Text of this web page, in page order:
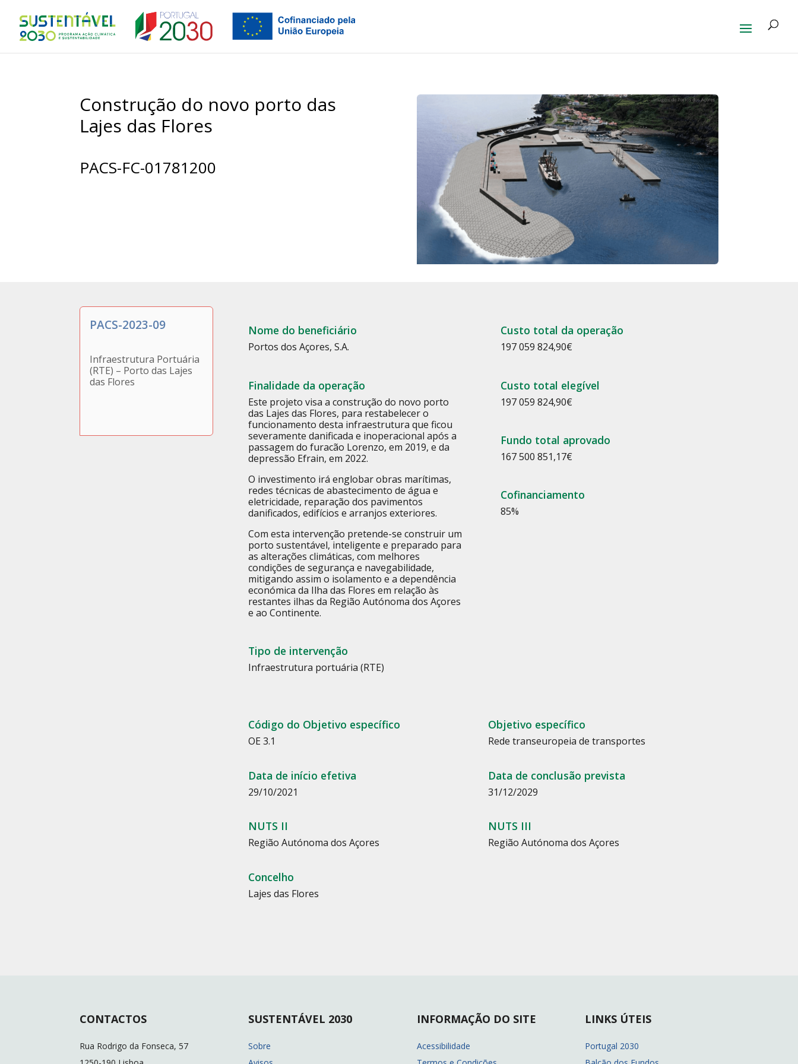
Construção do novo porto das
Lajes das Flores
PACS-FC-01781200
PACS-2023-09
Infraestrutura Portuária
(RTE) – Porto das Lajes
das Flores
Nome do beneficiário
Portos dos Açores, S.A.
Finalidade da operação
Este projeto visa a construção do novo porto
das Lajes das Flores, para restabelecer o
funcionamento desta infraestrutura que ficou
severamente danificada e inoperacional após a
passagem do furacão Lorenzo, em 2019, e da
depressão Efrain, em 2022.
O investimento irá englobar obras marítimas,
redes técnicas de abastecimento de água e
eletricidade, reparação dos pavimentos
danificados, edifícios e arranjos exteriores.
Com esta intervenção pretende-se construir um
porto sustentável, inteligente e preparado para
as alterações climáticas, com melhores
condições de segurança e navegabilidade,
mitigando assim o isolamento e a dependência
económica da Ilha das Flores em relação às
restantes ilhas da Região Autónoma dos Açores
e ao Continente.
Tipo de intervenção
Infraestrutura portuária (RTE)
Custo total da operação
197 059 824,90€
Custo total elegível
197 059 824,90€
Fundo total aprovado
167 500 851,17€
Cofinanciamento
85%
Código do Objetivo específico
OE 3.1
Objetivo específico
Rede transeuropeia de transportes
Data de início efetiva
29/10/2021
Data de conclusão prevista
31/12/2029
NUTS II
Região Autónoma dos Açores
NUTS III
Região Autónoma dos Açores
Concelho
Lajes das Flores
CONTACTOS
Rua Rodrigo da Fonseca, 57
SUSTENTÁVEL 2030
Sobre
INFORMAÇÃO DO SITE
Acessibilidade
LINKS ÚTEIS
Portugal 2030